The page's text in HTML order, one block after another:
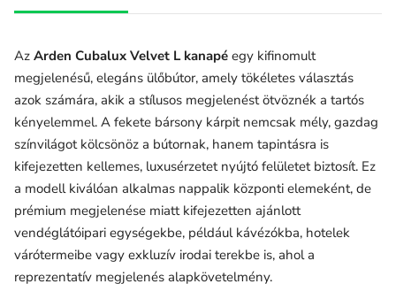
Az Arden Cubalux Velvet L kanapé egy kifinomult
megjelenésű, elegáns ülőbútor, amely tökéletes választás
azok számára, akik a stílusos megjelenést ötvöznék a tartós
kényelemmel. A fekete bársony kárpit nemcsak mély, gazdag
színvilágot kölcsönöz a bútornak, hanem tapintásra is
kifejezetten kellemes, luxusérzetet nyújtó felületet biztosít. Ez
a modell kiválóan alkalmas nappalik központi elemeként, de
prémium megjelenése miatt kifejezetten ajánlott
vendéglátóipari egységekbe, például kávézókba, hotelek
várótermeibe vagy exkluzív irodai terekbe is, ahol a
reprezentatív megjelenés alapkövetelmény.